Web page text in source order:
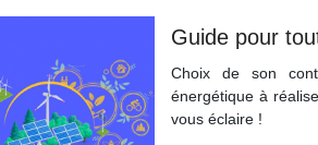
Guide pour
Choix de son
énergétique à
vous éclaire !